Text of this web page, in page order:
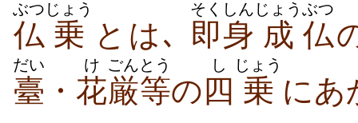
仏
ぶつ
乗
じょう
とは､ 即身
そくしん
成
じょう
仏
ぶつ
臺
だい
・ 花
け
厳
ごん
等
とう
の 四
し
乗
じょう
にあ